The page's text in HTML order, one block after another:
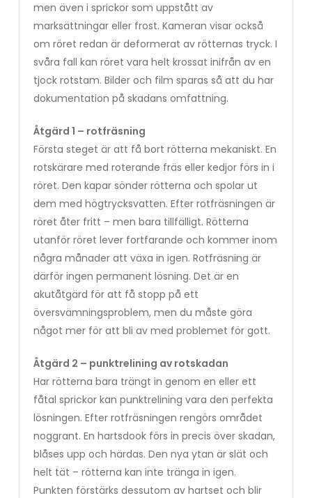
men även i sprickor som uppstått av
marksättningar eller frost. Kameran visar också
om röret redan är deformerat av rötternas tryck. I
svåra fall kan röret vara helt krossat inifrån av en
tjock rotstam. Bilder och film sparas så att du har
dokumentation på skadans omfattning.
Åtgärd 1 – rotfräsning
Första steget är att få bort rötterna mekaniskt. En
rotskärare med roterande fräs eller kedjor förs in i
röret. Den kapar sönder rötterna och spolar ut
dem med högtrycksvatten. Efter rotfräsningen är
röret åter fritt – men bara tillfälligt. Rötterna
utanför röret lever fortfarande och kommer inom
några månader att växa in igen. Rotfräsning är
därför ingen permanent lösning. Det är en
akutåtgärd för att få stopp på ett
översvämningsproblem, men du måste göra
något mer för att bli av med problemet för gott.
Åtgärd 2 – punktrelining av rotskadan
Har rötterna bara trängt in genom en eller ett
fåtal sprickor kan punktrelining vara den perfekta
lösningen. Efter rotfräsningen rengörs området
noggrant. En hartsdook förs in precis över skadan,
blåses upp och härdas. Den nya ytan är slät och
helt tät – rötterna kan inte tränga in igen.
Punkten förstärks dessutom av hartset och blir